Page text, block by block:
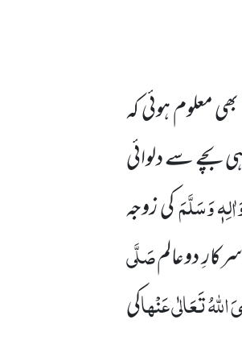
معلوم ہوئی کہ
بچے سے دلوائی
وَسَلَّمَکی زوجہ
دوعالمصَلَّی
تَعَالٰی عَنْھاکی